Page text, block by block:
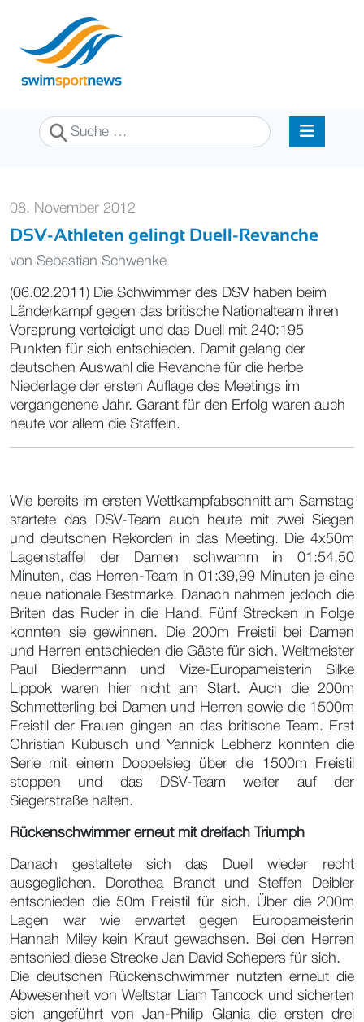
Suchen
08. November 2012
DSV-Athleten gelingt Duell-Revanche
von Sebastian Schwenke
(06.02.2011) Die Schwimmer des DSV haben beim
Länderkampf gegen das britische Nationalteam ihren
Vorsprung verteidigt und das Duell mit 240:195
Punkten für sich entschieden. Damit gelang der
deutschen Auswahl die Revanche für die herbe
Niederlage der ersten Auflage des Meetings im
vergangenene Jahr. Garant für den Erfolg waren auch
heute vor allem die Staffeln.
Wie bereits im ersten Wettkampfabschnitt am Samstag
startete das DSV-Team auch heute mit zwei Siegen
und deutschen Rekorden in das Meeting. Die 4x50m
Lagenstaffel der Damen schwamm in 01:54,50
Minuten, das Herren-Team in 01:39,99 Minuten je eine
neue nationale Bestmarke. Danach nahmen jedoch die
Briten das Ruder in die Hand. Fünf Strecken in Folge
konnten sie gewinnen. Die 200m Freistil bei Damen
und Herren entschieden die Gäste für sich. Weltmeister
Paul Biedermann und Vize-Europameisterin Silke
Lippok waren hier nicht am Start. Auch die 200m
Schmetterling bei Damen und Herren sowie die 1500m
Freistil der Frauen gingen an das britische Team. Erst
Christian Kubusch und Yannick Lebherz konnten die
Serie mit einem Doppelsieg über die 1500m Freistil
stoppen und das DSV-Team weiter auf der
Siegerstraße halten.
Rückenschwimmer erneut mit dreifach Triumph
Danach gestaltete sich das Duell wieder recht
ausgeglichen. Dorothea Brandt und Steffen Deibler
entschieden die 50m Freistil für sich. Über die 200m
Lagen war wie erwartet gegen Europameisterin
Hannah Miley kein Kraut gewachsen. Bei den Herren
entschied diese Strecke Jan David Schepers für sich.
Die deutschen Rückenschwimmer nutzten erneut die
Abwesenheit von Weltstar Liam Tancock und sicherten
sich angeführt von Jan-Philip Glania die ersten drei